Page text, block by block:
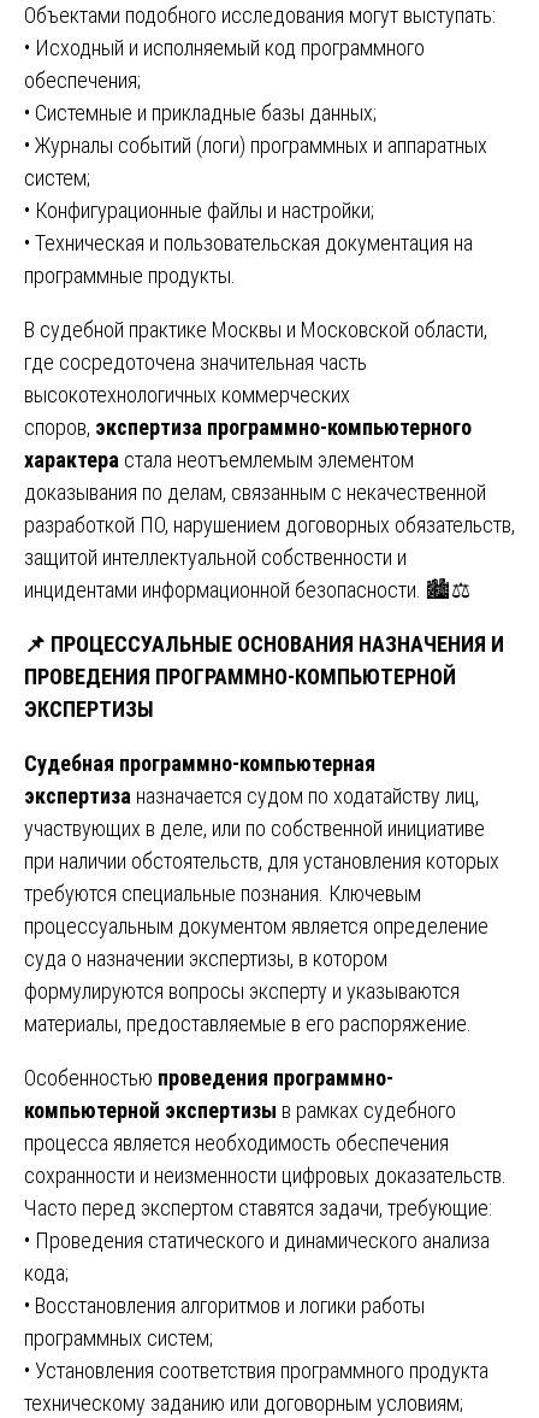
Объектами подобного исследования могут выступать:
• Исходный и исполняемый код программного
обеспечения;
• Системные и прикладные базы данных;
• Журналы событий (логи) программных и аппаратных
систем;
• Конфигурационные файлы и настройки;
• Техническая и пользовательская документация на
программные продукты.
В судебной практике Москвы и Московской области,
где сосредоточена значительная часть
высокотехнологичных коммерческих
споров, экспертиза программно-компьютерного
характера стала неотъемлемым элементом
доказывания по делам, связанным с некачественной
разработкой ПО, нарушением договорных обязательств,
защитой интеллектуальной собственности и
инцидентами информационной безопасности. 🏙️⚖️
📌 ПРОЦЕССУАЛЬНЫЕ ОСНОВАНИЯ НАЗНАЧЕНИЯ И
ПРОВЕДЕНИЯ ПРОГРАММНО-КОМПЬЮТЕРНОЙ
ЭКСПЕРТИЗЫ
Судебная программно-компьютерная
экспертиза назначается судом по ходатайству лиц,
участвующих в деле, или по собственной инициативе
при наличии обстоятельств, для установления которых
требуются специальные познания. Ключевым
процессуальным документом является определение
суда о назначении экспертизы, в котором
формулируются вопросы эксперту и указываются
материалы, предоставляемые в его распоряжение.
Особенностью проведения программно-
компьютерной экспертизы в рамках судебного
процесса является необходимость обеспечения
сохранности и неизменности цифровых доказательств.
Часто перед экспертом ставятся задачи, требующие:
• Проведения статического и динамического анализа
кода;
• Восстановления алгоритмов и логики работы
программных систем;
• Установления соответствия программного продукта
техническому заданию или договорным условиям;